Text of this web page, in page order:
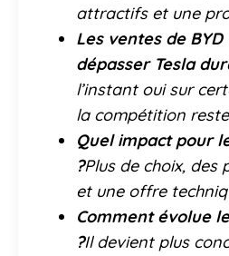
attractifs et une
Les ventes de
dépasser Tesla
l’instant oui sur
la compétition
Quel impact pour
?Plus de choix, des
et une offre
Comment évolue
?Il devient plus